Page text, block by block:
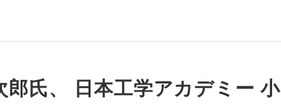
郎氏、 日本工学アカデミー 小